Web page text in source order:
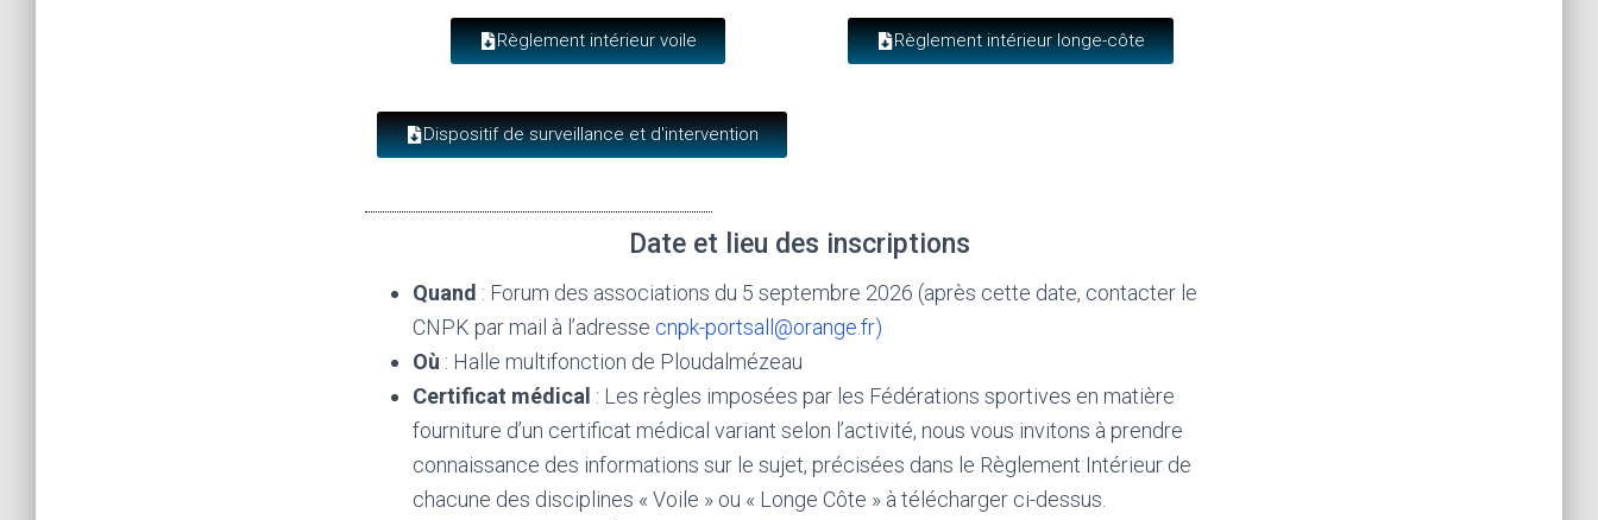
Règlement intérieur voile Règlement intérieur longe-côte
Dispositif de surveillance et d'intervention
Date et lieu des inscriptions
Quand : Forum des associations du 5 septembre 2026 (après cette date, contacter le
CNPK par mail à l’adresse cnpk-portsall@orange.fr)
Où : Halle multifonction de Ploudalmézeau
Certificat médical : Les règles imposées par les Fédérations sportives en matière
fourniture d’un certificat médical variant selon l’activité, nous vous invitons à prendre
connaissance des informations sur le sujet, précisées dans le Règlement Intérieur de
chacune des disciplines « Voile » ou « Longe Côte » à télécharger ci-dessus.